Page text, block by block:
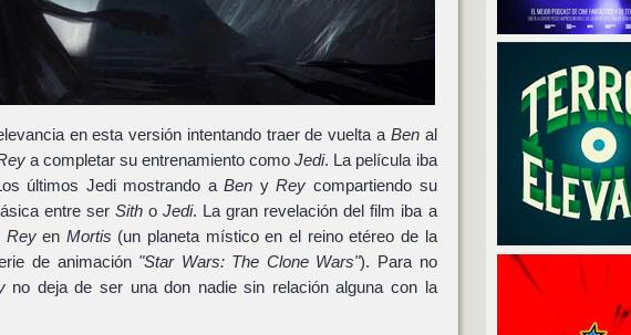
en esta versión intentando traer de vuelta a Benal
a completar su entrenamiento comoJedi. La película iba
últimos Jedi mostrando aBen yRey compartiendo su
entre serSith oJedi. La gran revelación del film iba a
Reyen Mortis (un planeta místico en el reino etéreo de la
de animación "Star Wars: The Clone Wars"). Para no
no deja de ser una don nadie sin relación alguna con la